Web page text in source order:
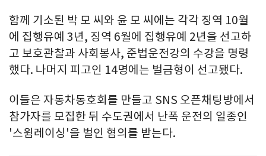
함께 기소된 박 모 씨와 윤 모 씨에는 각각 징역 10월
에 집행유예 3년, 징역 6월에 집행유예 2년을 선고하
고 보호관찰과 사회봉사, 준법운전강의 수강을 명령
했다. 나머지 피고인 14명에는 벌금형이 선고됐다.
이들은 자동차동호회를 만들고 SNS 오픈채팅방에서
참가자를 모집한 뒤 수도권에서 난폭 운전의 일종인
'스윔레이싱'을 벌인 혐의를 받는다.